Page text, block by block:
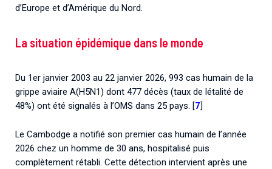
d’Europe et d’Amérique du Nord.
La situation épidémique dans le monde
Du 1er janvier 2003 au 22 janvier 2026, 993 cas humain de la
grippe aviaire A(H5N1) dont 477 décès (taux de létalité de
48%) ont été signalés à l’OMS dans 25 pays. [7]
Le Cambodge a notifié son premier cas humain de l’année
2026 chez un homme de 30 ans, hospitalisé puis
complètement rétabli. Cette détection intervient après une